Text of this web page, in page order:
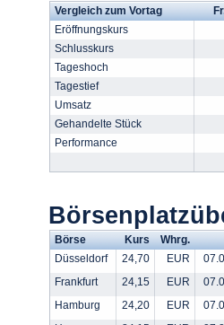
Vergleich zum Vortag
Eröffnungskurs
Schlusskurs
Tageshoch
Tagestief
Umsatz
Gehandelte Stück
Performance
Börse Kurs
Whrg.
Düsseldorf
24,70 EUR
Frankfurt
24,15 EUR
Hamburg
24,20 EUR